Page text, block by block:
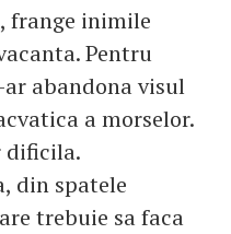
frange inimile
Pentru
abandona visul
a morselor.
dificila.
din spatele
trebuie sa faca